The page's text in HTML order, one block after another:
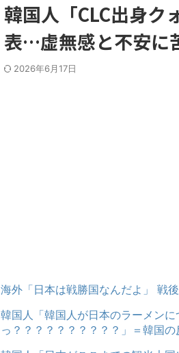
韓国人「CLC出身ク
表…虚無感と不安に
2026年6月17日
海外「日本は戦勝国なんだよ」 戦
韓国人「韓国人が日本のラーメン
っ？？？？？？？？？？」＝韓国の